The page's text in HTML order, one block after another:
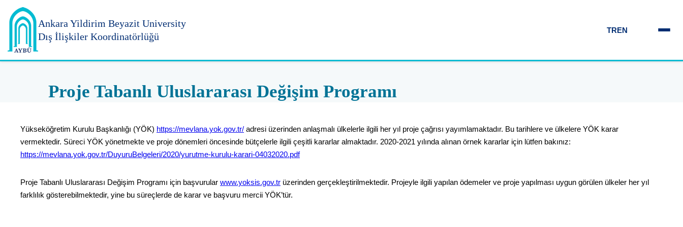
Ankara Yildirim Beyazit University
Dış İlişkiler Koordinatörlüğü
TREN
Proje Tabanlı Uluslararası Değişim Programı
Yükseköğretim Kurulu Başkanlığı (YÖK) https://mevlana.yok.gov.tr/ adresi üzerinden anlaşmalı ülkelerle ilgili her yıl proje çağrısı yayımlamaktadır. Bu tarihlere ve ülkelere YÖK karar
vermektedir. Süreci YÖK yönetmekte ve proje dönemleri öncesinde bütçelerle ilgili çeşitli kararlar almaktadır. 2020-2021 yılında alınan örnek kararlar için lütfen bakınız:
https://mevlana.yok.gov.tr/DuyuruBelgeleri/2020/yurutme-kurulu-karari-04032020.pdf
Proje Tabanlı Uluslararası Değişim Programı için başvurular www.yoksis.gov.tr üzerinden gerçekleştirilmektedir. Projeyle ilgili yapılan ödemeler ve proje yapılması uygun görülen ülkeler her yıl
farklılık gösterebilmektedir, yine bu süreçlerde de karar ve başvuru mercii YÖK’tür.